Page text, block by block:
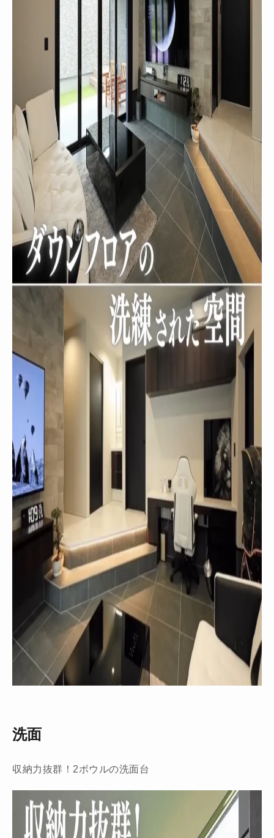
洗面
収納力抜群！2ボウルの洗面台